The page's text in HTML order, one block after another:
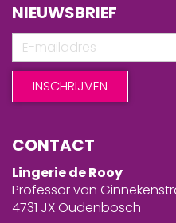
NIEUWSBRIEF
CONTACT
Lingerie de Rooy
Professor van
4731 JX Oudenbosch